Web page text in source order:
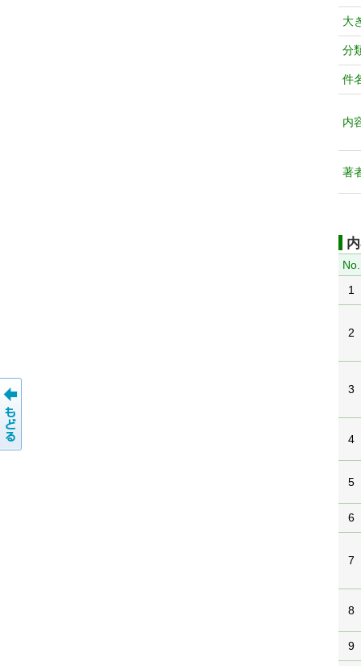
大
分
件
内
著
No.
1
2
3
4
5
6
7
8
9